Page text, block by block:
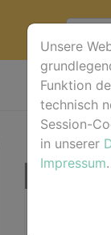
Unsere
Funktion
technisch
Session-
in unserer
Impressum.